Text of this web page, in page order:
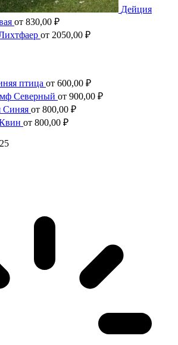
Дейция
от 830,00 ₽
от 2050,00 ₽
птица от 600,00 ₽
Северный от 900,00 ₽
Синяя от 800,00 ₽
от 800,00 ₽